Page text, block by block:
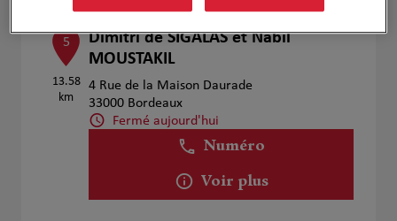
5
13.58
km
Dimitri de SIGALAS et Nabil
MOUSTAKIL
4 Rue de la Maison Daurade
33000 Bordeaux
Fermé aujourd'hui
Numéro
Voir plus